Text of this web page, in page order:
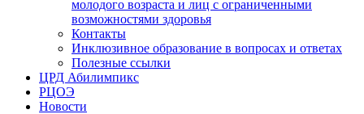
молодого возраста и лиц с ограниченными
возможностями здоровья
Контакты
Инклюзивное образование в вопросах и ответах
Полезные ссылки
ЦРД Абилимпикс
РЦОЭ
Новости